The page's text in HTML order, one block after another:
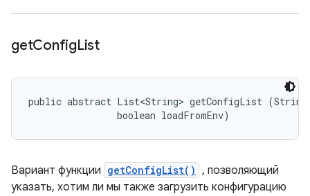
getConfigList
public abstract List<String> getConfigList
                boolean loadFromEnv)
Вариант функции getConfigList() , позволяющий
указать, хотим ли мы также загрузить конфигурацию